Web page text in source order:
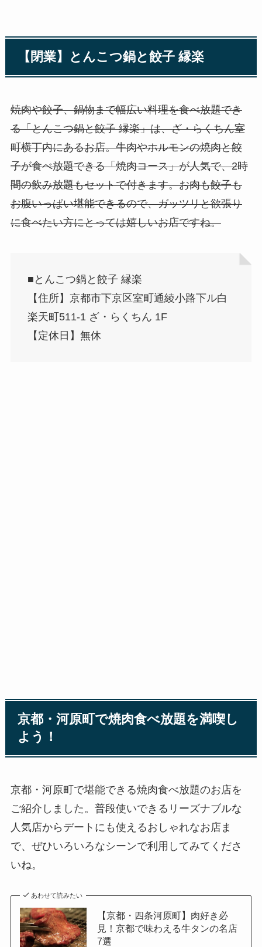
【閉業】とんこつ鍋と餃子 縁楽
焼肉や餃子、鍋物まで幅広い料理を食べ放題でき
る「とんこつ鍋と餃子 縁楽」は、ざ・らくちん室
町横丁内にあるお店。牛肉やホルモンの焼肉と餃
子が食べ放題できる「焼肉コース」が人気で、2時
間の飲み放題もセットで付きます。お肉も餃子も
お腹いっぱい堪能できるので、ガッツリと欲張り
に食べたい方にとっては嬉しいお店ですね。
■とんこつ鍋と餃子 縁楽
【住所】京都市下京区室町通綾小路下ル白
楽天町511-1 ざ・らくちん 1F
【定休日】無休
京都・河原町で焼肉食べ放題を満喫し
よう！
京都・河原町で堪能できる焼肉食べ放題のお店を
ご紹介しました。普段使いできるリーズナブルな
人気店からデートにも使えるおしゃれなお店ま
で、ぜひいろいろなシーンで利用してみてくださ
いね。
あわせて読みたい
【京都・四条河原町】肉好き必
見！京都で味わえる牛タンの名店
7選